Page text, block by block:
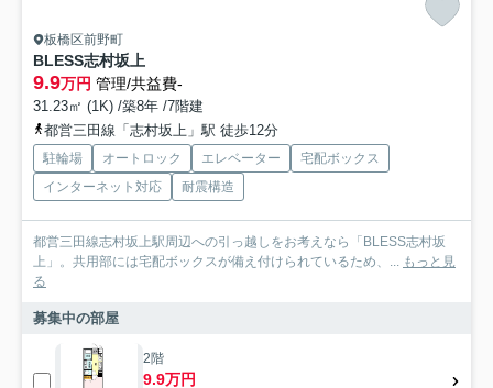
板橋区前野町
BLESS志村坂上
9.9万円 管理/共益費-
31.23㎡ (1K) /築8年 /7階建
都営三田線「志村坂上」駅 徒歩12分
駐輪場 オートロック エレベーター
宅配ボックス
インターネット対応
耐震構造
都営三田線志村坂上駅周辺への引っ越しをお考えなら「BLESS志村坂
上」。共用部には宅配ボックスが備え付けられているため、... もっと見
る
募集中の部屋
2階
9.9万円